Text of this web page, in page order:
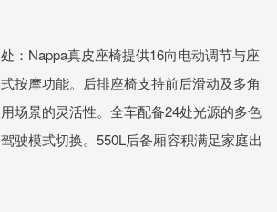
：Nappa真皮座椅提供16向电动调节与座
按摩功能。后排座椅支持前后滑动及多角
场景的灵活性。全车配备24处光源的多色
驶模式切换。550L后备厢容积满足家庭出